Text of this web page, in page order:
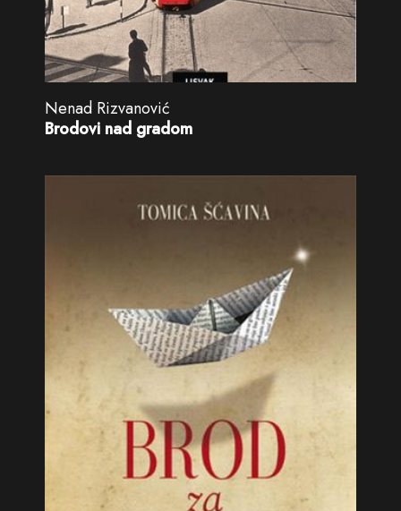
Nenad Rizvanović
Brodovi nad gradom